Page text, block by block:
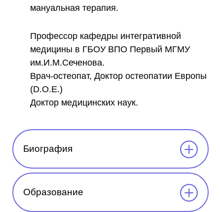
мануальная терапия.
Профессор кафедры интегративной
медицины в ГБОУ ВПО Первый МГМУ
им.И.М.Сеченова.
Врач-остеопат, Доктор остеопатии Европы
(D.O.E.)
Доктор медицинских наук.
Биография
Образование